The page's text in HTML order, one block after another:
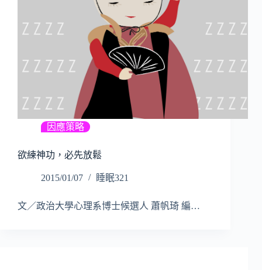
因應策略
欲練神功，必先放鬆
2015/01/07 睡眠321
文／政治大學心理系博士候選人 蕭帆琦 編…